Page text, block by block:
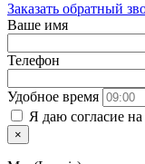
Заказать обратный
Ваше имя
Телефон
Удобное время
Я даю согласие на
×